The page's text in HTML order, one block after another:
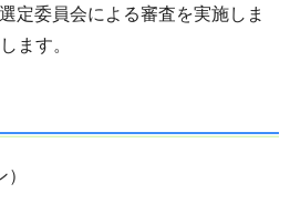
定委員会による審査を実施しま
ます。